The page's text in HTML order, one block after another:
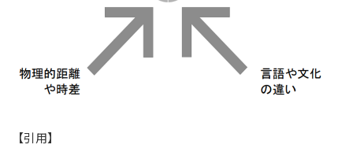
【引用】